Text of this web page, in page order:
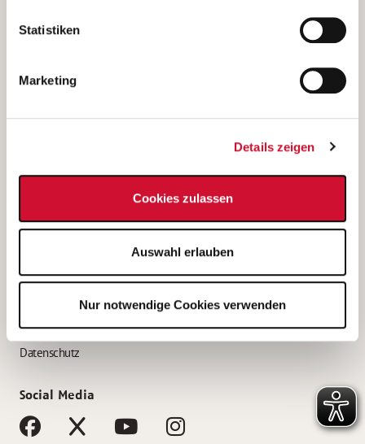
unsererDatenschutzerklärung
Statistiken
Marketing
Details zeigen
Cookies zulassen
Auswahl erlauben
Nur notwendige Cookies verwenden
(Ein Tochterunternehmen des AWO Bezirksverbandes Unterfranken
e.V.)
Bewerbung als Altenpflegehelfer*in
Bewerbung als Erzieher*in
AWO Gliederungen nach Bundesland
Impressum
Datenschutz
Social Media